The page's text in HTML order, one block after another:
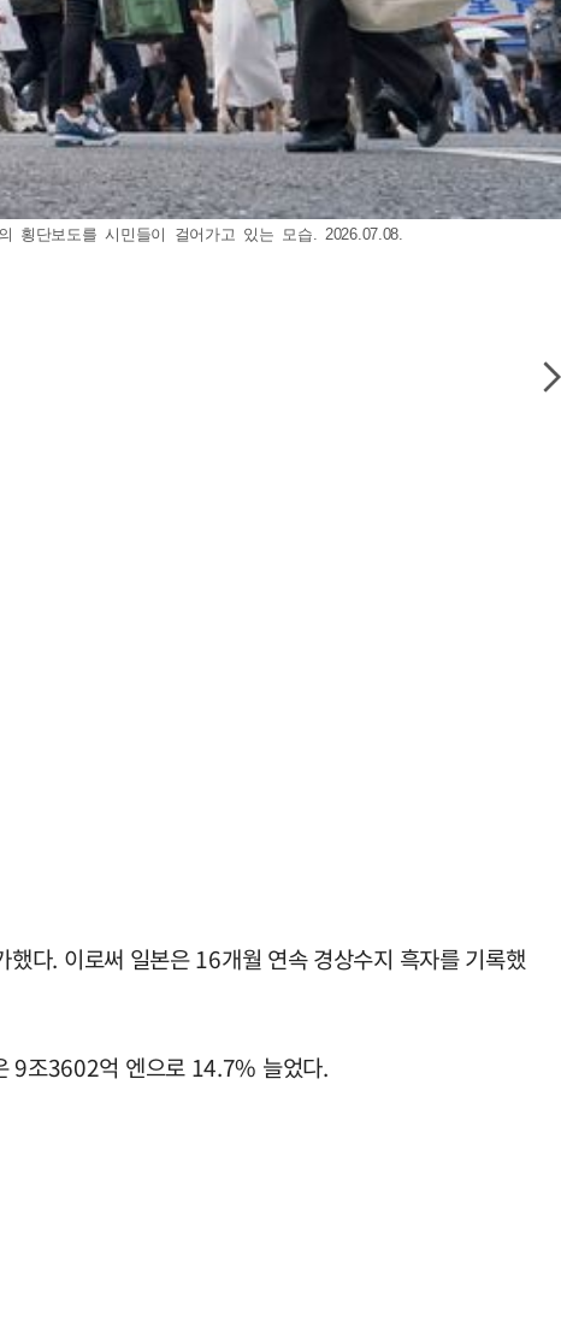
횡단보도를 시민들이 걸어가고 있는 모습. 2026.07.08.
다. 이로써 일본은 16개월 연속 경상수지 흑자를 기록했
9조3602억 엔으로 14.7% 늘었다.